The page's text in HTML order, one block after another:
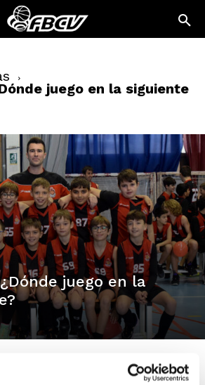
juego en la siguiente
juego en la